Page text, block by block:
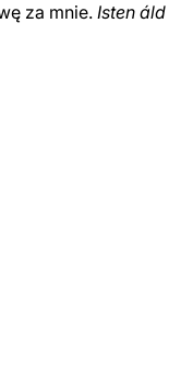
za mnie. Isten